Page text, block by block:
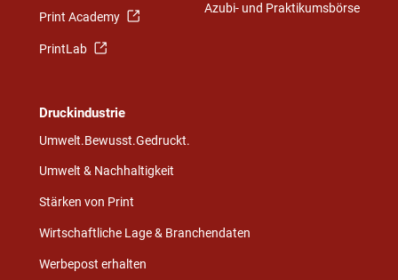
Print Academy
PrintLab
Azubi- und Praktikumsbörse
Druckindustrie
Umwelt.Bewusst.Gedruckt.
Umwelt & Nachhaltigkeit
Stärken von Print
Wirtschaftliche Lage & Branchendaten
Werbepost erhalten